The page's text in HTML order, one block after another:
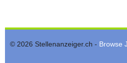
© 2026 Stellenanzeiger.ch - Browse